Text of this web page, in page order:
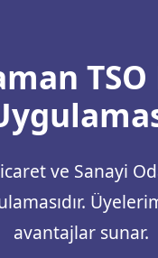
ve Sanayi
avantajlar sunar.